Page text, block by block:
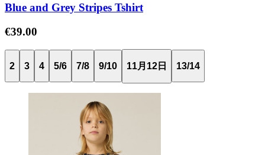
Blue and Grey Stripes Tshirt
€39.00
2 3 4 5/6 7/8 9/10 11月12日 13/14